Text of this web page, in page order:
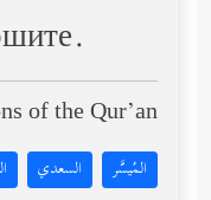
of the Qur’an:
المُيسَّر السعدي